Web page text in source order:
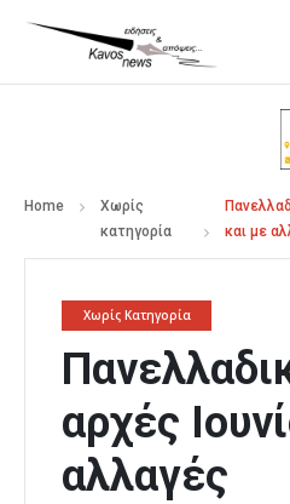
Home
Χωρίς
κατηγορία
και με
Χωρίς Κατηγορία
αρχές
αλλαγές